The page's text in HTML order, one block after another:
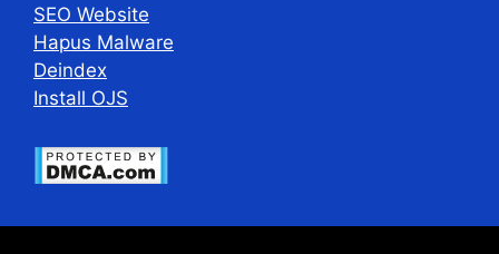
SEO Website
Hapus Malware
Deindex
Install OJS